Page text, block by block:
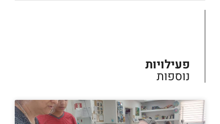
פעילויות
נוספות